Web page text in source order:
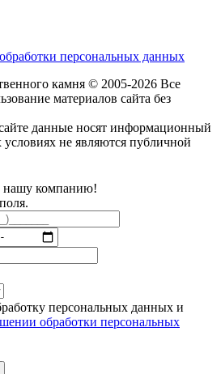
персональных данных
камня © 2005-2026 Все
материалов сайта без
данные носят информационный
не являются публичной
нашу компанию!
персональных данных и
обработки персональных